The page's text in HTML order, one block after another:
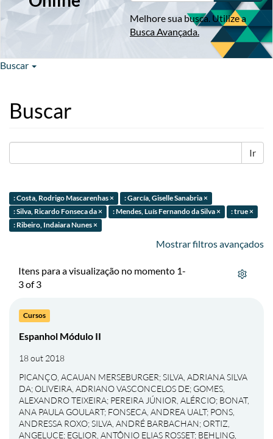
Melhore sua busca. Utilize a
Busca Avançada.
Buscar
Buscar
Ir
: Costa, Rodrigo Mascarenhas ×
: García, Giselle Sanabria ×
: Silva, Ricardo Fonseca da ×
: Mendes, Luís Fernando da Silva ×
: true ×
: Ribeiro, Indaiara Nunes ×
Mostrar filtros avançados
Itens para a visualização no momento 1-
3 of 3
Cursos
Espanhol Módulo II
18 out 2018
PICANÇO, ACAUAN MERSEBURGER;SILVA, ADRIANA SILVA
DA;OLIVEIRA, ADRIANO VASCONCELOS DE; GOMES,
ALEXANDRO TEIXEIRA; PEREIRA JÚNIOR, ALÉRCIO; BONAT,
ANA PAULA GOULART; FONSECA, ANDREA UALT; PONS,
ANDRESSA ROXO;SILVA, ANDRÉ BARBACHAN;ORTIZ,
ANGELUCE; EGLIOR, ANTÔNIO ELIAS ROSSET; BEHLING,